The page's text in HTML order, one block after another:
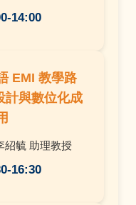
14:00
EMI 教學路
計與數位化成
紹毓 助理教授
16:30